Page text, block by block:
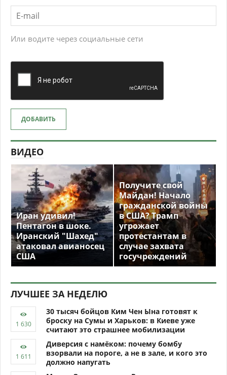
Или водите через социальные сети
ДОБАВИТЬ
ВИДЕО
Иран удивил!
Пентагон в шоке.
Иранский "Шахед"
атаковал авианосец
США
Получите свой
Майдан! Начало
гражданской войны
в США? Трамп
угрожает
протестантам в
случае захвата
госучреждений
ЛУЧШЕЕ ЗА НЕДЕЛЮ
30 тысяч бойцов Ким Чен Ына готовят к
броску на Сумы и Харьков: в Киеве уже
считают это страшнее мобилизации
Диверсия с намёком: почему бомбу
взорвали на пороге, а не в зале, и кого это
должно напугать